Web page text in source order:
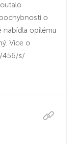
o
nabídla opilému
Více o
456/s/